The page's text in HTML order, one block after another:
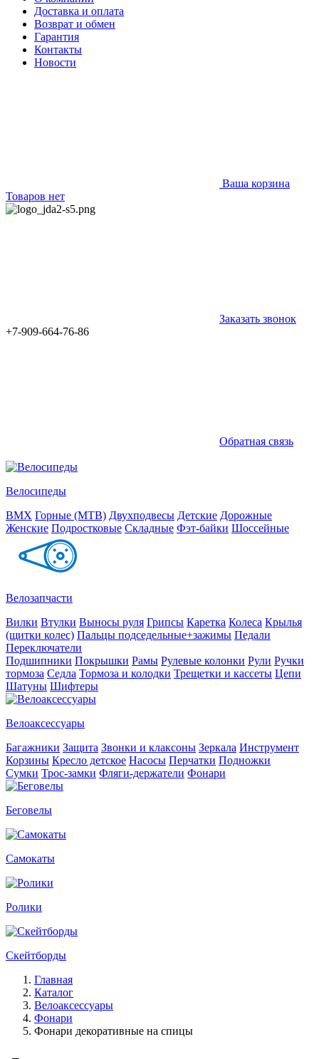
Доставка и оплата
Возврат и обмен
Гарантия
Контакты
Новости
Ваша корзина
Товаров нет
Заказать звонок
+7-909-664-76-86
Обратная связь
Велосипеды
BMX Горные (MTB) Двухподвесы Детские Дорожные
Женские Подростковые Складные Фэт-байки Шоссейные
Велозапчасти
Вилки Втулки Выносы руля Грипсы Каретка Колеса Крылья
(щитки колес) Пальцы подседельные+зажимы Педали
Переключатели
Подшипники Покрышки Рамы Рулевые колонки Рули Ручки
тормоза Седла Тормоза и колодки Трещетки и кассеты Цепи
Шатуны Шифтеры
Велоаксессуары
Багажники Защита Звонки и клаксоны Зеркала Инструмент
Корзины Кресло детское Насосы Перчатки Подножки
Сумки Трос-замки Фляги-держатели Фонари
Беговелы
Самокаты
Ролики
Скейтборды
Главная
Каталог
Велоаксессуары
Фонари
Фонари декоративные на спицы